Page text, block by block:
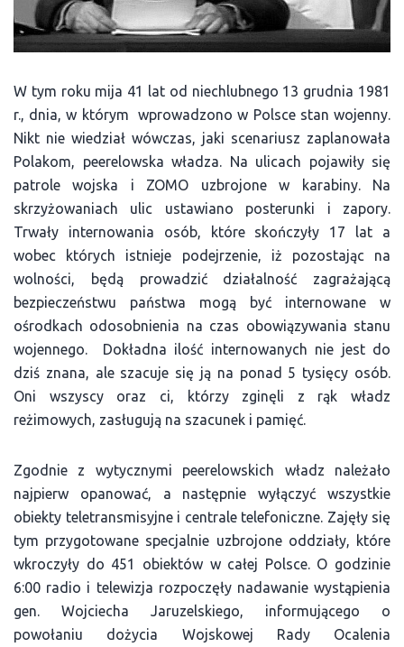
W tym roku mija 41 lat od niechlubnego 13 grudnia 1981
r., dnia, w którym wprowadzono w Polsce stan wojenny.
Nikt nie wiedział wówczas, jaki scenariusz zaplanowała
Polakom, peerelowska władza. Na ulicach pojawiły się
patrole wojska i ZOMO uzbrojone w karabiny. Na
skrzyżowaniach ulic ustawiano posterunki i zapory.
Trwały internowania osób, które skończyły 17 lat a
wobec których istnieje podejrzenie, iż pozostając na
wolności, będą prowadzić działalność zagrażającą
bezpieczeństwu państwa mogą być internowane w
ośrodkach odosobnienia na czas obowiązywania stanu
wojennego. Dokładna ilość internowanych nie jest do
dziś znana, ale szacuje się ją na ponad 5 tysięcy osób.
Oni wszyscy oraz ci, którzy zginęli z rąk władz
reżimowych, zasługują na szacunek i pamięć.
Zgodnie z wytycznymi peerelowskich władz należało
najpierw opanować, a następnie wyłączyć wszystkie
obiekty teletransmisyjne i centrale telefoniczne. Zajęły się
tym przygotowane specjalnie uzbrojone oddziały, które
wkroczyły do 451 obiektów w całej Polsce. O godzinie
6:00 radio i telewizja rozpoczęły nadawanie wystąpienia
gen. Wojciecha Jaruzelskiego, informującego o
powołaniu dożycia Wojskowej Rady Ocalenia